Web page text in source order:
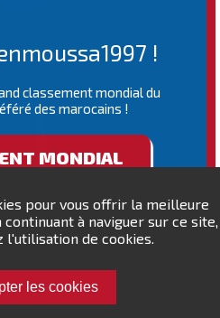
pour vous offrir la meilleure
à naviguer sur ce site,
l'utilisation de cookies.
les cookies
!
classement mondial du
des marocains !
MONDIAL